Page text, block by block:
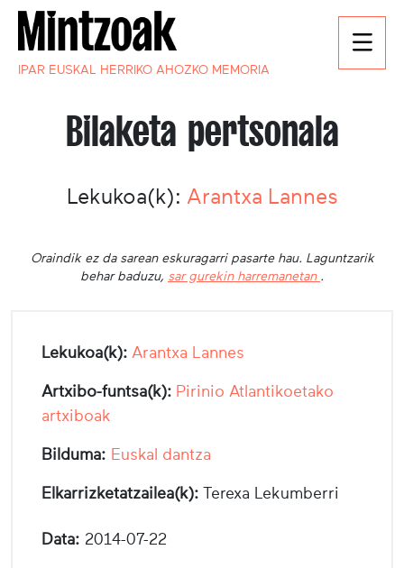
IPAR EUSKAL HERRIKO AHOZKO MEMORIA
Bilaketa pertsonala
Lekukoa(k): Arantxa Lannes
Oraindik ez da sarean eskuragarri pasarte hau. Laguntzarik
behar baduzu, sar gurekin harremanetan .
Lekukoa(k): Arantxa Lannes
Artxibo-funtsa(k): Pirinio Atlantikoetako
artxiboak
Bilduma: Euskal dantza
Elkarrizketatzailea(k): Terexa Lekumberri
Data: 2014-07-22